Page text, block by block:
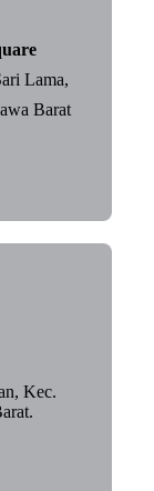
Lama,
Barat
Kec.